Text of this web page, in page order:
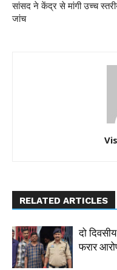
सांसद ने केंद्र से मांगी उच्च
जांच
RELATED ARTICLES
दो
फरार